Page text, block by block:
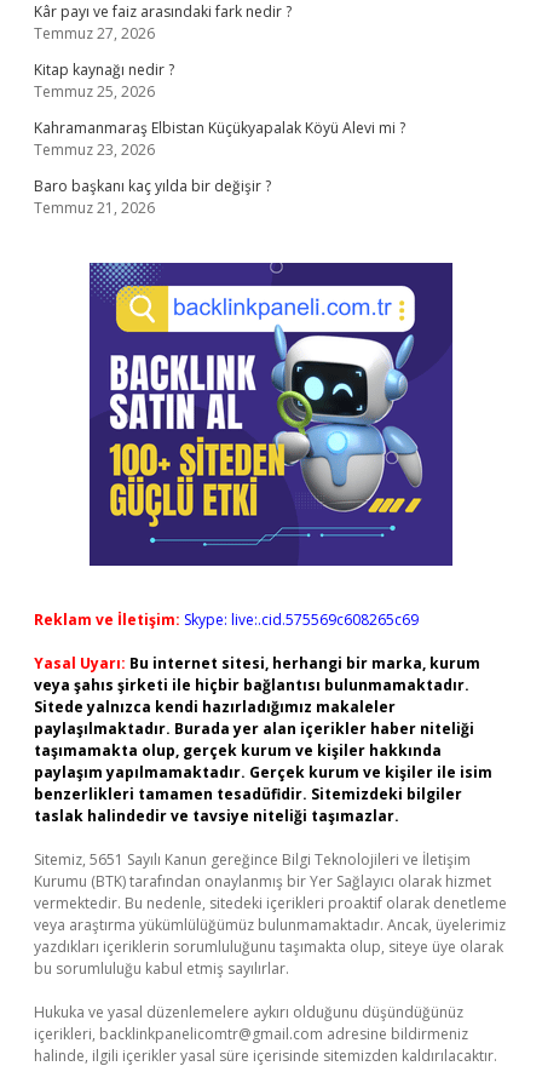
Kâr payı ve faiz arasındaki fark nedir ?
Temmuz 27, 2026
Kitap kaynağı nedir ?
Temmuz 25, 2026
Kahramanmaraş Elbistan Küçükyapalak Köyü Alevi mi ?
Temmuz 23, 2026
Baro başkanı kaç yılda bir değişir ?
Temmuz 21, 2026
Reklam ve İletişim: Skype: live:.cid.575569c608265c69
Yasal Uyarı: Bu internet sitesi, herhangi bir marka, kurum
veya şahıs şirketi ile hiçbir bağlantısı bulunmamaktadır.
Sitede yalnızca kendi hazırladığımız makaleler
paylaşılmaktadır. Burada yer alan içerikler haber niteliği
taşımamakta olup, gerçek kurum ve kişiler hakkında
paylaşım yapılmamaktadır. Gerçek kurum ve kişiler ile isim
benzerlikleri tamamen tesadüfidir. Sitemizdeki bilgiler
taslak halindedir ve tavsiye niteliği taşımazlar.
Sitemiz, 5651 Sayılı Kanun gereğince Bilgi Teknolojileri ve İletişim
Kurumu (BTK) tarafından onaylanmış bir Yer Sağlayıcı olarak hizmet
vermektedir. Bu nedenle, sitedeki içerikleri proaktif olarak denetleme
veya araştırma yükümlülüğümüz bulunmamaktadır. Ancak, üyelerimiz
yazdıkları içeriklerin sorumluluğunu taşımakta olup, siteye üye olarak
bu sorumluluğu kabul etmiş sayılırlar.
Hukuka ve yasal düzenlemelere aykırı olduğunu düşündüğünüz
içerikleri, backlinkpanelicomtr@gmail.com adresine bildirmeniz
halinde, ilgili içerikler yasal süre içerisinde sitemizden kaldırılacaktır.